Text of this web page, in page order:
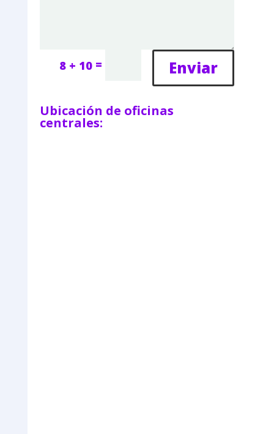
8 + 10 = Enviar
Ubicación de oficinas
centrales: